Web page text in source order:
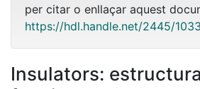
per citar o enllaçar aquest
https://hdl.handle.net/2445/
Insulators: